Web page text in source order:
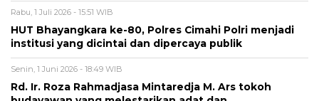
Rabu, 1 Juli 2026 - 15:51 WIB
HUT Bhayangkara ke-80, Polres Cimahi Polri menjadi
institusi yang dicintai dan dipercaya publik
Senin, 1 Juni 2026 - 18:49 WIB
Rd. Ir. Roza Rahmadjasa Mintaredja M. Ars tokoh